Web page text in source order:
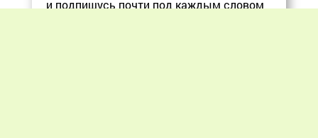
и подпишусь почти под каждым словом